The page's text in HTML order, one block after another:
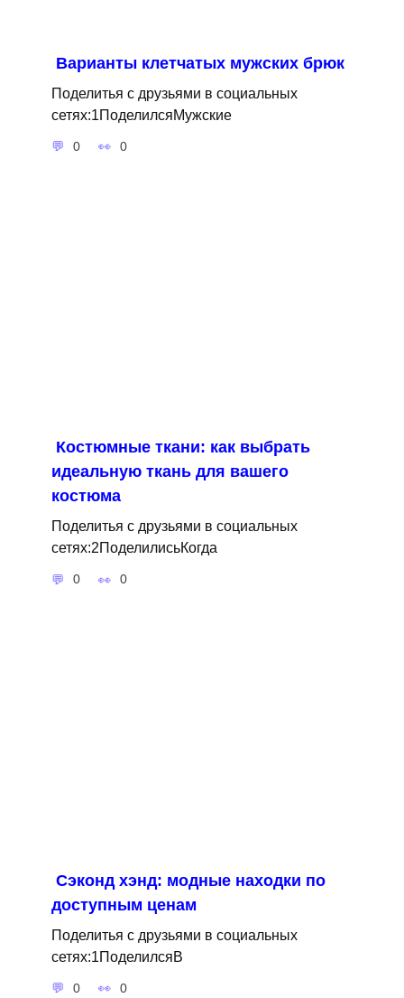
Варианты клетчатых мужских брюк
Поделитья с друзьями в социальных
сетях:1ПоделилсяМужские
0 0
Костюмные ткани: как выбрать
идеальную ткань для вашего
костюма
Поделитья с друзьями в социальных
сетях:2ПоделилисьКогда
0 0
Сэконд хэнд: модные находки по
доступным ценам
Поделитья с друзьями в социальных
сетях:1ПоделилсяВ
0 0